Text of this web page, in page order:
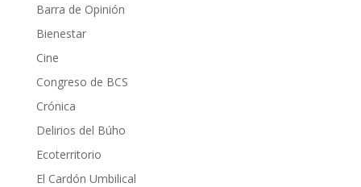
Barra de Opinión
Bienestar
Cine
Congreso de BCS
Crónica
Delirios del Búho
Ecoterritorio
El Cardón Umbilical